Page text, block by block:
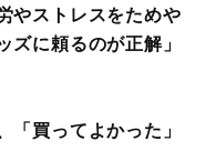
やストレスをためや
に頼るのが正解」
買ってよかった」